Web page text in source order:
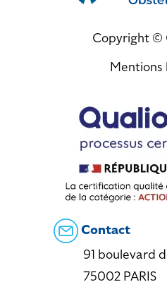
Copyright ©
Mentions
Contact
91 boulevard
75002 PARIS